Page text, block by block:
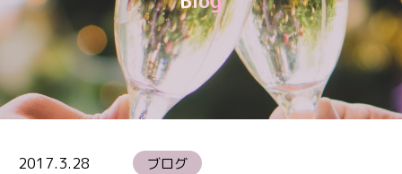
2017.3.28 ブログ